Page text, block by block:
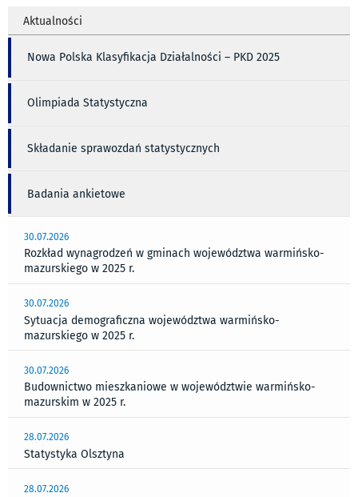
Aktualności
Nowa Polska Klasyfikacja Działalności – PKD 2025
Olimpiada Statystyczna
Składanie sprawozdań statystycznych
Badania ankietowe
30.07.2026
Rozkład wynagrodzeń w gminach województwa warmińsko-
mazurskiego w 2025 r.
30.07.2026
Sytuacja demograficzna województwa warmińsko-
mazurskiego w 2025 r.
30.07.2026
Budownictwo mieszkaniowe w województwie warmińsko-
mazurskim w 2025 r.
28.07.2026
Statystyka Olsztyna
28.07.2026